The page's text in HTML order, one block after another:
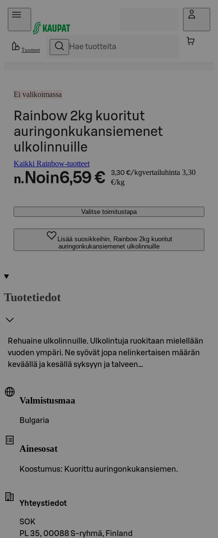
Hyppää sisältöön
Tuotteet
Ei valikoimassa
Rainbow 2kg kuoritut
auringonkukansiemenet
ulkolinnuille
Kaikki Rainbow-tuotteet
n. Noin6,59 € 3,30 €/kgvertailuhinta 3,30
€/kg
Valitse toimitustapa
Lisää suosikkeihin, Rainbow 2kg kuoritut
auringonkukansiemenet ulkolinnuille
Tuotetiedot
Rehuaine ulkolinnuille. Ulkolintuja ruokitaan mielellään
vuoden ympäri. Ne syövät jopa nelinkertaisen määrän
keväällä ja kesällä syksyyn ja talveen…
Valmistusmaa
Bulgaria
Ainesosat
Koostumus: Kuorittu auringonkukansiemen.
Yhteystiedot
SOK
PL 35, 00088 S-ryhmä, Finland